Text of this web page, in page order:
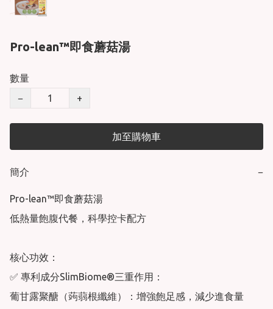
Pro-lean™即食蘑菇湯
數量
−
+
加至購物車
簡介 −
Pro-lean™即食蘑菇湯
低熱量飽腹代餐，科學控卡配方
核心功效：
✅ 專利成分SlimBiome®三重作用：
葡甘露聚醣（蒟蒻根纖維）：增強飽足感，減少進食量